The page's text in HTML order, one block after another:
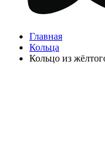
Главная
Кольца
Кольцо из